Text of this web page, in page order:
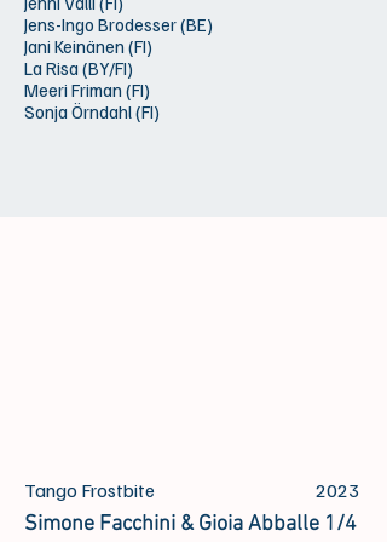
Jens-Ingo Brodesser (BE)
Jani Keinänen (FI)
La Risa (BY/FI)
Meeri Friman (FI)
Sonja Örndahl (FI)
Tango Frostbite 2023
Simone Facchini & Gioia Abballe 1/4